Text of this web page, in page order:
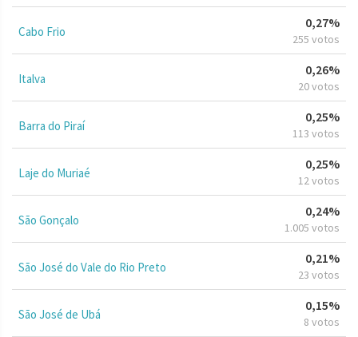
Cabo Frio
0,27%
255 votos
Italva
0,26%
20 votos
Barra do Piraí
0,25%
113 votos
Laje do Muriaé
0,25%
12 votos
São Gonçalo
0,24%
1.005 votos
São José do Vale do Rio Preto
0,21%
23 votos
São José de Ubá
0,15%
8 votos